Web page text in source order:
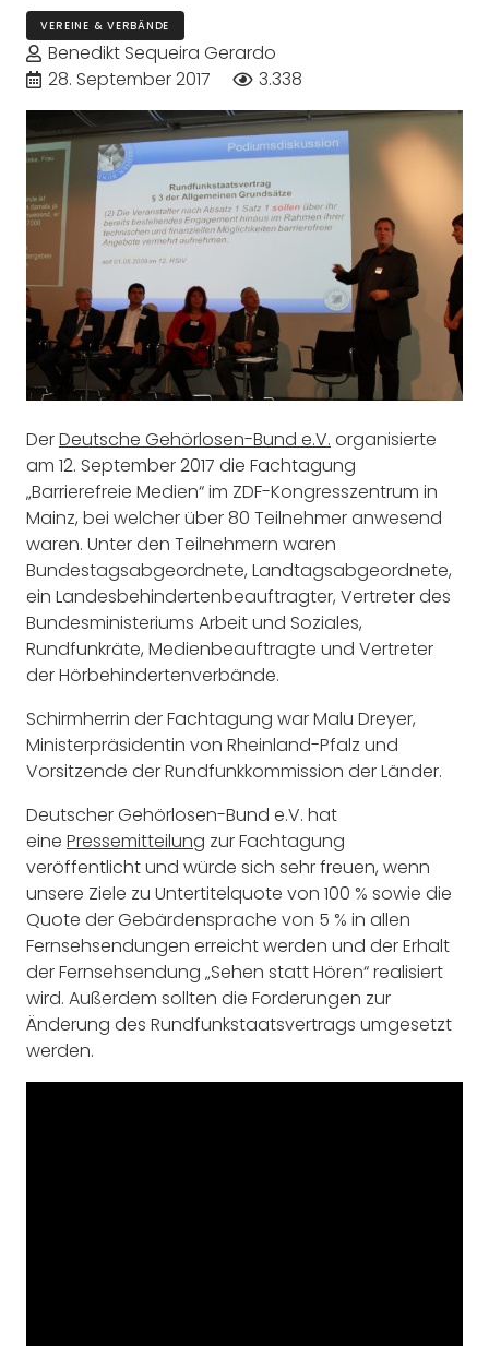
VEREINE & VERBÄNDE
Benedikt Sequeira Gerardo
28. September 2017
3.338
DerDeutsche Gehörlosen-Bund e.V. organisierte
am 12. September 2017 die Fachtagung
„Barrierefreie Medien“ im ZDF-Kongresszentrum in
Mainz, bei welcher über 80 Teilnehmer anwesend
waren. Unter den Teilnehmern waren
Bundestagsabgeordnete, Landtagsabgeordnete,
ein Landesbehindertenbeauftragter, Vertreter des
Bundesministeriums Arbeit und Soziales,
Rundfunkräte, Medienbeauftragte und Vertreter
der Hörbehindertenverbände.
Schirmherrin der Fachtagung war Malu Dreyer,
Ministerpräsidentin von Rheinland-Pfalz und
Vorsitzende der Rundfunkkommission der Länder.
Deutscher Gehörlosen-Bund e.V. hat
eine Pressemitteilung zur Fachtagung
veröffentlicht und würde sich sehr freuen, wenn
unsere Ziele zu Untertitelquote von 100 % sowie die
Quote der Gebärdensprache von 5 % in allen
Fernsehsendungen erreicht werden und der Erhalt
der Fernsehsendung „Sehen statt Hören“ realisiert
wird. Außerdem sollten die Forderungen zur
Änderung des Rundfunkstaatsvertrags umgesetzt
werden.